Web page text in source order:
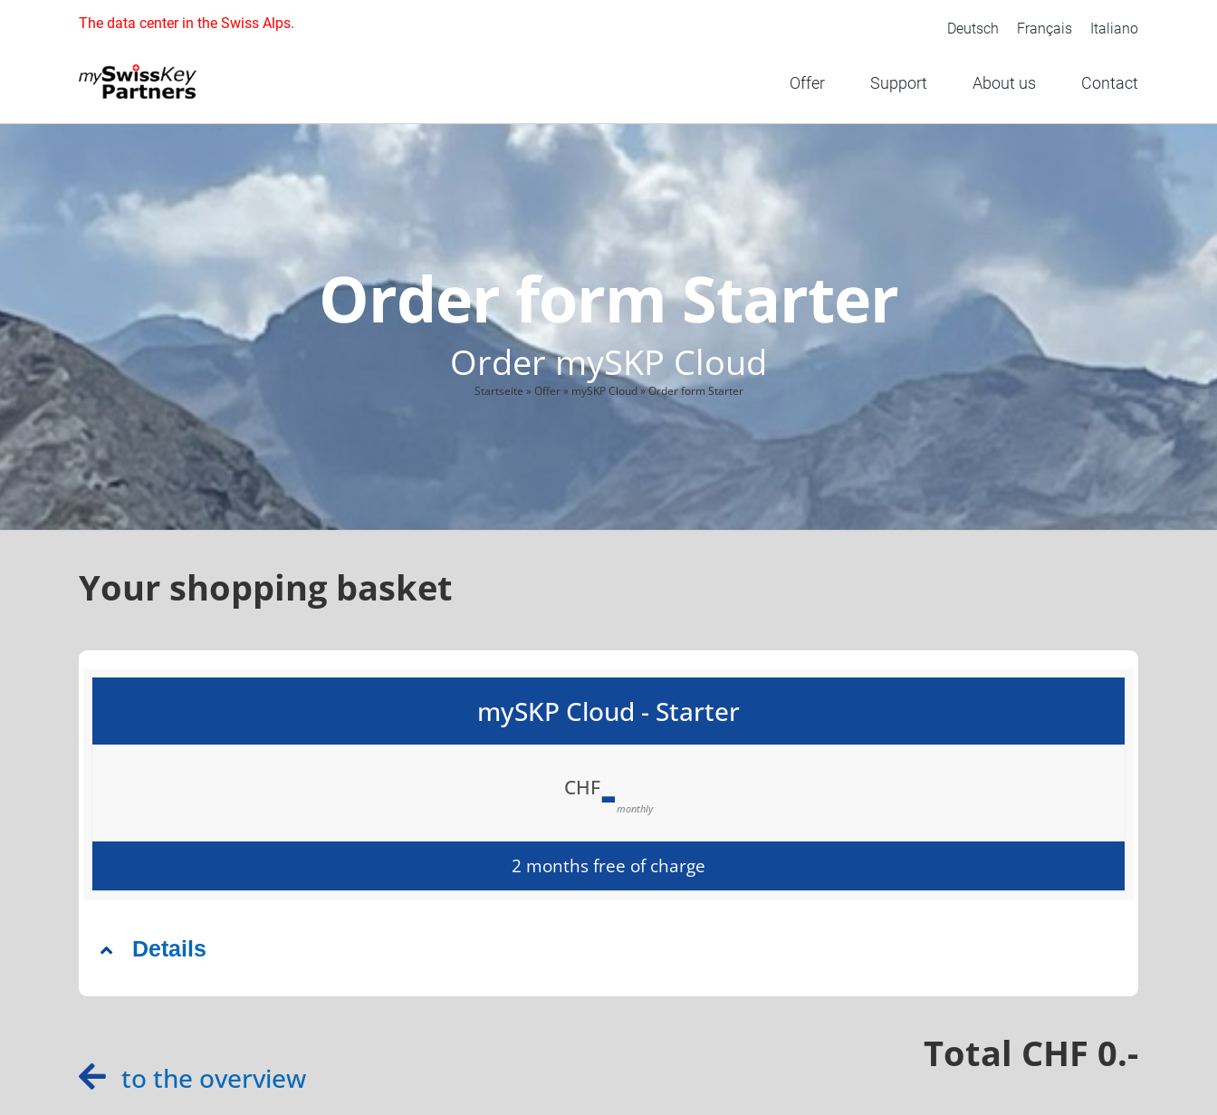
The data center in the Swiss Alps. Deutsch Français Italiano
Offer Support About us Contact
Order form Starter
Order mySKP Cloud
Startseite »Offer» mySKP Cloud»Order form Starter
Your shopping basket
mySKP Cloud - Starter
CHF-monthly
2 months free of charge
Details
to the overview
Total CHF 0.-